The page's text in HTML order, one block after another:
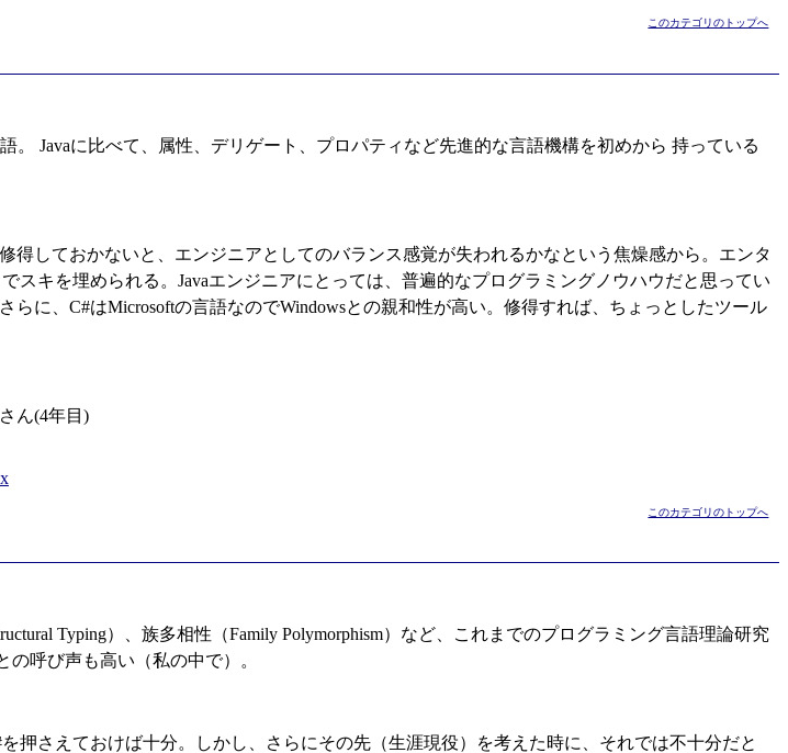
このカテゴリのトップへ
Javaに比べて、属性、デリゲート、プロパティなど先進的な言語機構を初めから 持っている
得しておかないと、エンジニアとしてのバランス感覚が失われるかなという焦燥感から。エンタ
スキを埋められる。Javaエンジニアにとっては、普遍的なプログラミングノウハウだと思ってい
に、C#はMicrosoftの言語なのでWindowsとの親和性が高い。修得すれば、ちょっとしたツール
ん(4年目)
このカテゴリのトップへ
Typing）、族多相性（Family Polymorphism）など、これまでのプログラミング言語理論研究
呼び声も高い（私の中で）。
押さえておけば十分。しかし、さらにその先（生涯現役）を考えた時に、それでは不十分だと